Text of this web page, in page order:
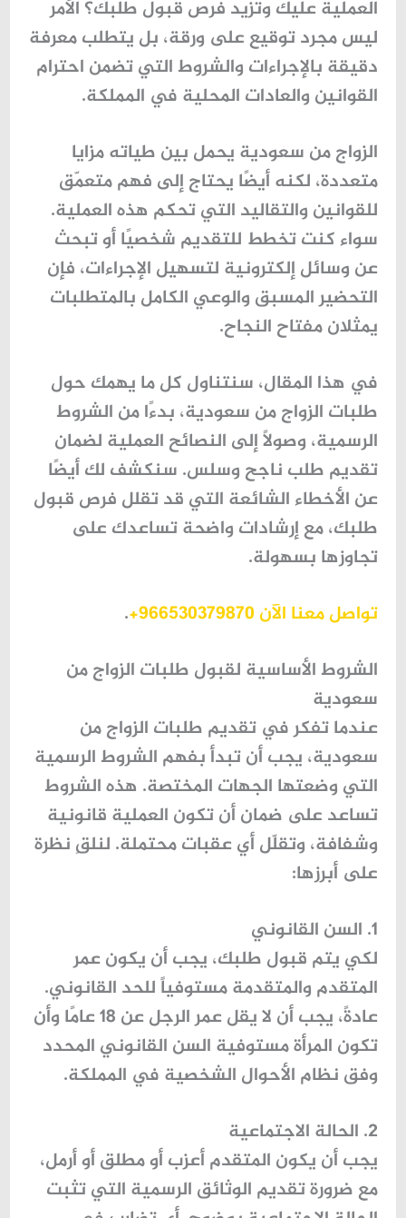
العملية عليك وتزيد فرص قبول طلبك؟ الأمر
ليس مجرد توقيع على ورقة، بل يتطلب معرفة
دقيقة بالإجراءات والشروط التي تضمن احترام
القوانين والعادات المحلية في المملكة.
الزواج من سعودية يحمل بين طياته مزايا
متعددة، لكنه أيضًا يحتاج إلى فهم متعمّق
للقوانين والتقاليد التي تحكم هذه العملية.
سواء كنت تخطط للتقديم شخصيًا أو تبحث
عن وسائل إلكترونية لتسهيل الإجراءات، فإن
التحضير المسبق والوعي الكامل بالمتطلبات
يمثلان مفتاح النجاح.
في هذا المقال، سنتناول كل ما يهمك حول
طلبات الزواج من سعودية، بدءًا من الشروط
الرسمية، وصولاً إلى النصائح العملية لضمان
تقديم طلب ناجح وسلس. سنكشف لك أيضًا
عن الأخطاء الشائعة التي قد تقلل فرص قبول
طلبك، مع إرشادات واضحة تساعدك على
تجاوزها بسهولة.
تواصل معنا الآن 966530379870+
.
الشروط الأساسية لقبول طلبات الزواج من
سعودية
عندما تفكر في تقديم طلبات الزواج من
سعودية، يجب أن تبدأ بفهم الشروط الرسمية
التي وضعتها الجهات المختصة. هذه الشروط
تساعد على ضمان أن تكون العملية قانونية
وشفافة، وتقلّل أي عقبات محتملة. لنلقِ نظرة
على أبرزها:
1. السن القانوني
لكي يتم قبول طلبك، يجب أن يكون عمر
المتقدم والمتقدمة مستوفياً للحد القانوني.
عادةً، يجب أن لا يقل عمر الرجل عن 18 عامًا وأن
تكون المرأة مستوفية السن القانوني المحدد
وفق نظام الأحوال الشخصية في المملكة.
2. الحالة الاجتماعية
يجب أن يكون المتقدم أعزب أو مطلق أو أرمل،
مع ضرورة تقديم الوثائق الرسمية التي تثبت